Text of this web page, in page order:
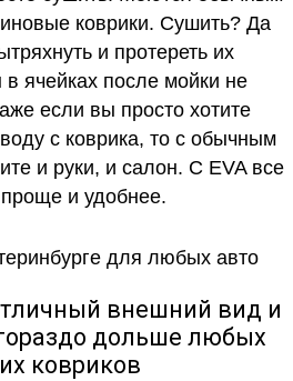
коврики. Сушить? Да
и протереть их
в ячейках после мойки не
если вы просто хотите
с коврика, то с обычным
и руки, и салон. С EVA все
проще и удобнее.
внешний вид и
дольше любых
ковриков